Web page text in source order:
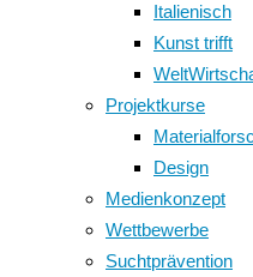
Italienisch
Kunst trifft
Projektkurse
Design
Medienkonzept
Wettbewerbe
Suchtprävention